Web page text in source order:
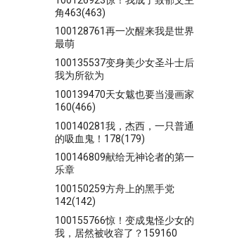
角463(463)
100128761再一次醒来我是世界
最萌
100135537变身美少女圣斗士后
我为所欲为
100139470天女魃也要当漫画家
160(466)
100140281我，杰西，一只普通
的吸血鬼！178(179)
100146809献给无神论者的第一
乐章
100150259方舟上的黑手党
142(142)
100155766惊！变成鬼怪少女的
我，居然被收容了？159160